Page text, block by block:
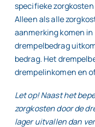
specifieke
Alleen als alle
aanmerking komen
drempelbedrag
bedrag. Het
drempelinkomen en
Let op! Naast het
zorgkosten door de
lager uitvallen dan